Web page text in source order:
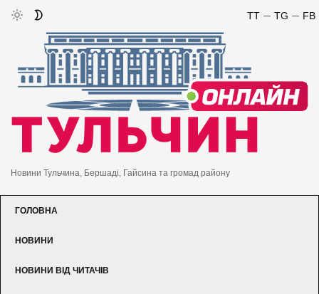
FB
TG
TT
Новини Тульчина, Бершаді, Гайсина та громад району
ГОЛОВНА
НОВИНИ
НОВИНИ ВІД ЧИТАЧІВ